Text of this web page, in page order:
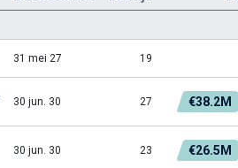
31 mei 27 19
30 jun. 30 27 €38.2M
30 jun. 30 23 €26.5M